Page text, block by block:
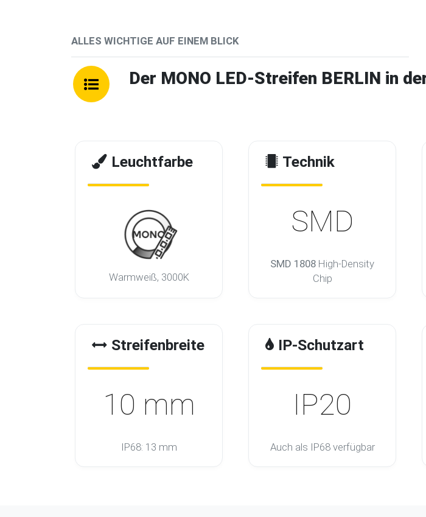
ALLES WICHTIGE AUF EINEM BLICK
Der MONO LED-Streifen BERLIN in
Leuchtfarbe
Warmweiß, 3000K
Technik
SMD
SMD 1808 High-Density
Chip
Streifenbreite
10 mm
IP68: 13 mm
IP-Schutzart
IP20
Auch als IP68 verfügbar